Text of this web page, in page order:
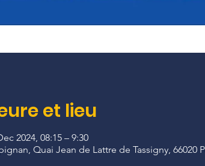
et lieu
2024, 08:15 – 9:30
Quai Jean de Lattre de Tassigny, 66020